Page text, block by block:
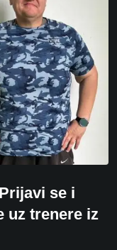
se i
uz trenere iz